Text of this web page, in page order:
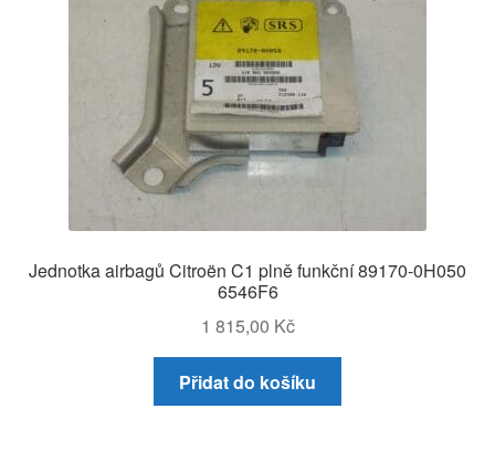
Jednotka airbagů Citroën C1 plně funkční 89170-0H050
6546F6
1 815,00 Kč
Přidat do košíku